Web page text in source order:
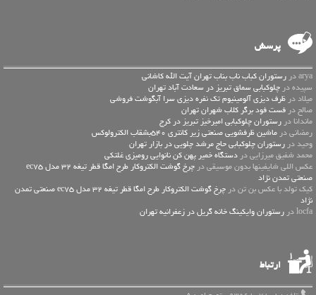
پرسش
arya در
رستوران کباب ناب بناب تهران آیت الله کاشانی
سپیده در چلوکبابی سماق تبریز در سعادت آباد تهران
میلاد در ظرف دیزی آلومینیوم تک نفره دیزی سرا آبگوشت فروشی
صالح در فست فود برگر کلاب شهران تهران
ماندانا در رستوران چلوکبابی امیرخیز تبریز در کرج
رمضانی در ماشین ظرفشویی صنعتی زیر کانتری 540بشقاب الکترولوکس
وحید در رستوران چلوکبابی حاج مرشد چلویی در بازار تهران
محمد شفیق میرزایی در دستگاه خمیر پهن کن نانوایی رومیزی غلتکی
عكس اللي شايفينها بدون موسيقى در
چرخ گوشت الکتروکار طرح امگا قطر تیغه 32 مدل ec75
صنعتی تمدن نژاد
کیک تولد با عکس بن تن در
چرخ گوشت الکتروکار طرح امگا قطر تیغه 32 مدل ec75 صنعتی تمدن
نژاد
locfa در
رستوران وایکینگ خانه گریل در زعفرانیه تهران
ارتباط